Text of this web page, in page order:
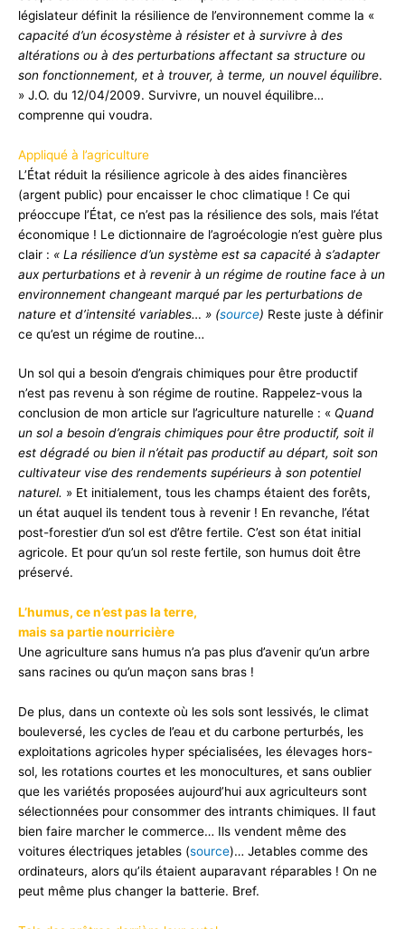
législateur définit la résilience de l’environnement comme la «
capacité d’un écosystème à résister et à survivre à des
altérations ou à des perturbations affectant sa structure ou
son fonctionnement, et à trouver, à terme, un nouvel équilibre.
» J.O. du 12/04/2009. Survivre, un nouvel équilibre…
comprenne qui voudra.
Appliqué à l’agriculture
L’État réduit la résilience agricole à des aides financières
(argent public) pour encaisser le choc climatique ! Ce qui
préoccupe l’État, ce n’est pas la résilience des sols, mais l’état
économique ! Le dictionnaire de l’agroécologie n’est guère plus
clair : « La résilience d’un système est sa capacité à s’adapter
aux perturbations et à revenir à un régime de routine face à un
environnement changeant marqué par les perturbations de
nature et d’intensité variables… » (source) Reste juste à définir
ce qu’est un régime de routine…
Un sol qui a besoin d’engrais chimiques pour être productif
n’est pas revenu à son régime de routine. Rappelez-vous la
conclusion de mon article sur l’agriculture naturelle : « Quand
un sol a besoin d’engrais chimiques pour être productif, soit il
est dégradé ou bien il n’était pas productif au départ, soit son
cultivateur vise des rendements supérieurs à son potentiel
naturel. » Et initialement, tous les champs étaient des forêts,
un état auquel ils tendent tous à revenir ! En revanche, l’état
post-forestier d’un sol est d’être fertile. C’est son état initial
agricole. Et pour qu’un sol reste fertile, son humus doit être
préservé.
L’humus, ce n’est pas la terre,
mais sa partie nourricière
Une agriculture sans humus n’a pas plus d’avenir qu’un arbre
sans racines ou qu’un maçon sans bras !
De plus, dans un contexte où les sols sont lessivés, le climat
bouleversé, les cycles de l’eau et du carbone perturbés, les
exploitations agricoles hyper spécialisées, les élevages hors-
sol, les rotations courtes et les monocultures, et sans oublier
que les variétés proposées aujourd’hui aux agriculteurs sont
sélectionnées pour consommer des intrants chimiques. Il faut
bien faire marcher le commerce… Ils vendent même des
voitures électriques jetables (source)… Jetables comme des
ordinateurs, alors qu’ils étaient auparavant réparables ! On ne
peut même plus changer la batterie. Bref.